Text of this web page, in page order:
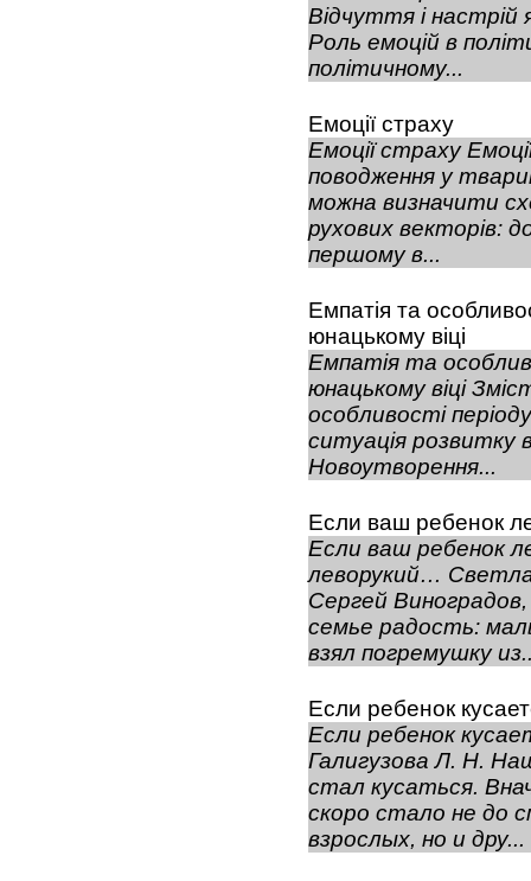
Відчуття і настрій
Роль емоцій в
політичному...
Емоції страху
Емоції страху
поводження у
можна визначити
рухових векторів:
першому в...
Емпатія та
юнацькому віці
Емпатія та
юнацькому віці
особливості
ситуація розвитку
Новоутворення...
Если ваш ребенок
Если ваш ребенок
леворукий…
Сергей
семье радость:
взял погремушку
Если ребенок
Если ребенок
Галигузова Л. Н.
стал кусаться.
скоро стало не до
взрослых, но и дру...